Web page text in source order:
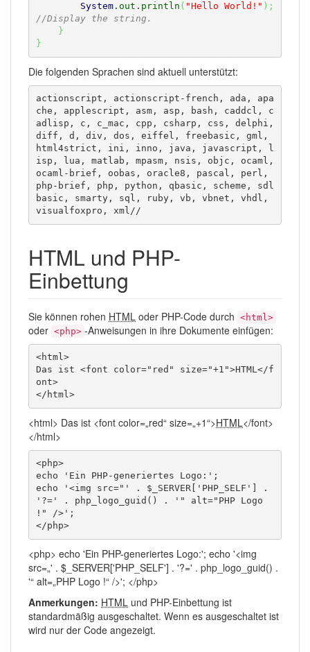
System. out . println ( "Hello World!" ) ;
//Display the string.
}
}
Die folgenden Sprachen sind aktuell unterstützt:
actionscript, actionscript-french, ada, apa
che, applescript, asm, asp, bash, caddcl, c
adlisp, c, c_mac, cpp, csharp, css, delphi,
diff, d, div, dos, eiffel, freebasic, gml,
html4strict, ini, inno, java, javascript, l
isp, lua, matlab, mpasm, nsis, objc, ocaml,
ocaml-brief, oobas, oracle8, pascal, perl,
php-brief, php, python, qbasic, scheme, sdl
basic, smarty, sql, ruby, vb, vbnet, vhdl,
visualfoxpro, xml//
HTML und PHP-
Einbettung
Sie können rohen HTML oder PHP-Code durch <html>
oder <php> -Anweisungen in ihre Dokumente einfügen:
<html>
Das ist <font color="red" size="+1">HTML</f
ont>
</html>
<html> Das ist <font color=„red“ size=„+1“>HTML</font>
</html>
<php>
echo 'Ein PHP-generiertes Logo:';
echo '<img src="' . $_SERVER['PHP_SELF'] .
'?=' . php_logo_guid() . '" alt="PHP Logo
!" />';
</php>
<php> echo 'Ein PHP-generiertes Logo:'; echo '<img
src=„' . $_SERVER['PHP_SELF'] . '?=' . php_logo_guid() .
'“ alt=„PHP Logo !“ />'; </php>
Anmerkungen: HTML und PHP-Einbettung ist
standardmäßig ausgeschaltet. Wenn es ausgeschaltet ist
wird nur der Code angezeigt.